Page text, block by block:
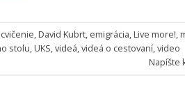
cvičenie,David Kubrt, emigrácia,Live more!,
stolu,UKS,videá,videá o cestovaní,video
Napíšte